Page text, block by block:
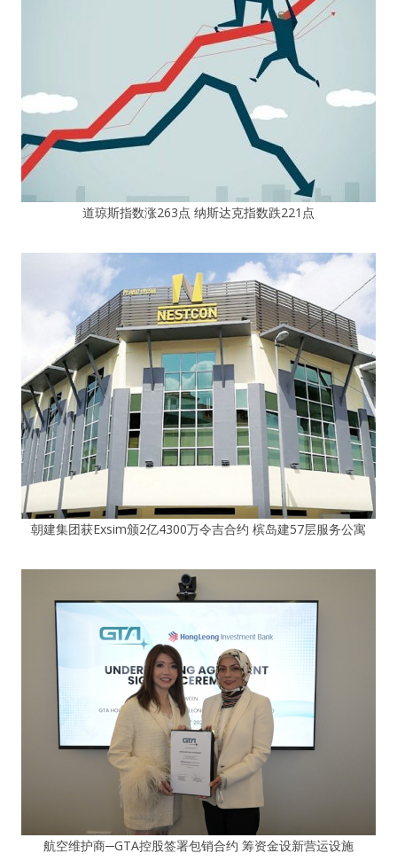
道琼斯指数涨263点 纳斯达克指数跌221点
朝建集团获Exsim颁2亿4300万令吉合约 槟岛建57层服务公寓
航空维护商─GTA控股签署包销合约 筹资金设新营运设施